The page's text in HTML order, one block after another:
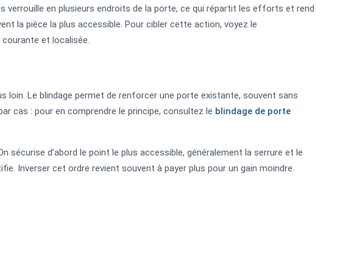
verrouille en plusieurs endroits de la porte, ce qui répartit les efforts et rend
la pièce la plus accessible. Pour cibler cette action, voyez le
et localisée.
loin. Le blindage permet de renforcer une porte existante, souvent sans
cas : pour en comprendre le principe, consultez le blindage de porte
sécurise d’abord le point le plus accessible, généralement la serrure et le
Inverser cet ordre revient souvent à payer plus pour un gain moindre.